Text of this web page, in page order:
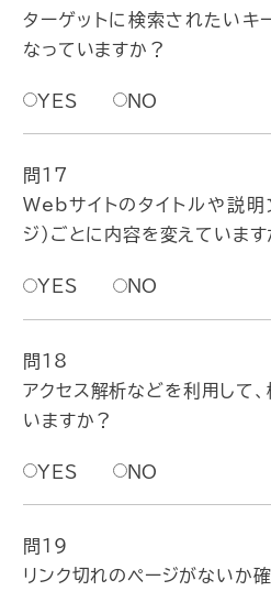
ターゲットに検索されたいキ
なっていますか？
YES NO
問17
Webサイトのタイトルや説明
ジ）ごとに内容を変えています
YES NO
問18
アクセス解析などを利用して
いますか？
YES NO
問19
リンク切れのページがないか